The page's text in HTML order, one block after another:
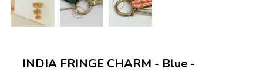
INDIA FRINGE CHARM - Blue -